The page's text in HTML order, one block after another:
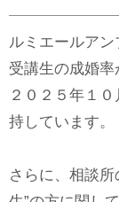
ルミエールア
受講生の成婚率
２０２５年１
持しています。
さらに、相談